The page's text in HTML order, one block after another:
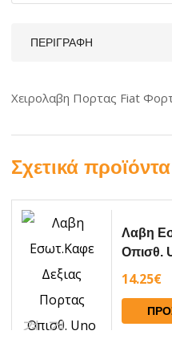
ΠΕΡΙΓΡΑΦΉ
Χειρολαβη Πορτας Fiat
Σχετικά προϊόντα
Λαβη
Οπισθ.
14.25€